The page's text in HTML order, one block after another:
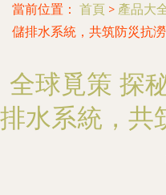
當前位置： 首頁 > 產品大
儲排水系統，共筑防災抗
全球覓策 探
排水系統，共